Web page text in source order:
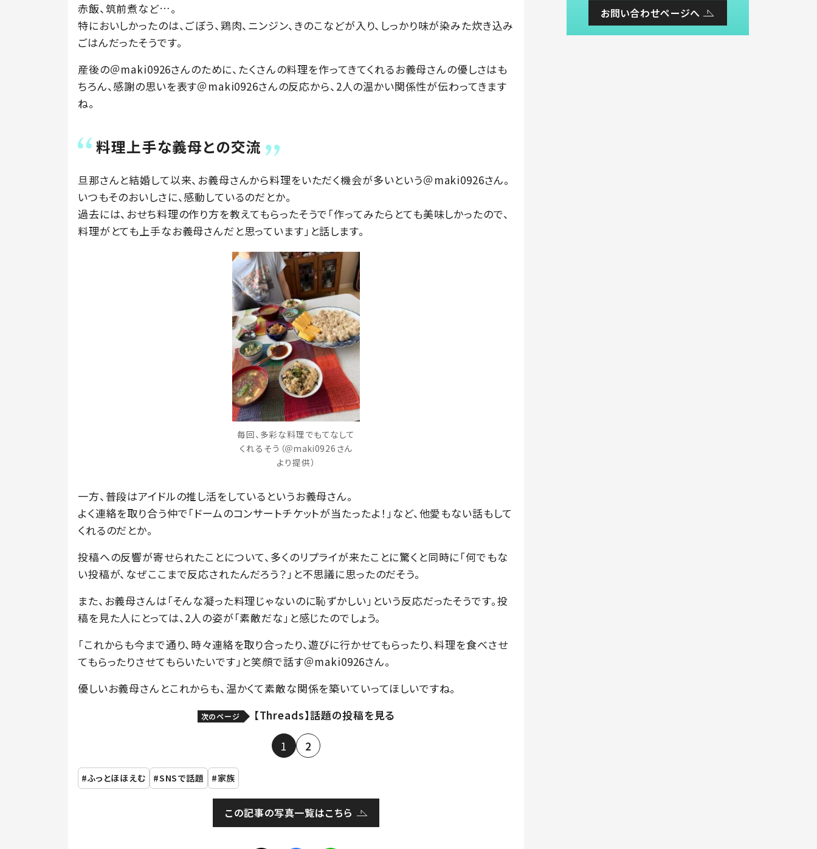
赤飯、筑前煮など…。
特においしかったのは、ごぼう、鶏肉、ニンジン、きのこなどが入り、しっかり味が染みた炊き込み
ごはんだったそうです。
産後の＠maki0926さんのために、たくさんの料理を作ってきてくれるお義母さんの優しさはも
ちろん、感謝の思いを表す＠maki0926さんの反応から、2人の温かい関係性が伝わってきます
ね。
料理上手な義母との交流
旦那さんと結婚して以来、お義母さんから料理をいただく機会が多いという＠maki0926さん。
いつもそのおいしさに、感動しているのだとか。
過去には、おせち料理の作り方を教えてもらったそうで「作ってみたらとても美味しかったので、
料理がとても上手なお義母さんだと思っています」と話します。
毎回、多彩な料理でもてなして
くれるそう（＠maki0926さん
より提供）
一方、普段はアイドルの推し活をしているというお義母さん。
よく連絡を取り合う仲で「ドームのコンサートチケットが当たったよ！」など、他愛もない話もして
くれるのだとか。
投稿への反響が寄せられたことについて、多くのリプライが来たことに驚くと同時に「何でもな
い投稿が、なぜここまで反応されたんだろう？」と不思議に思ったのだそう。
また、お義母さんは「そんな凝った料理じゃないのに恥ずかしい」という反応だったそうです。投
稿を見た人にとっては、2人の姿が「素敵だな」と感じたのでしょう。
「これからも今まで通り、時々連絡を取り合ったり、遊びに行かせてもらったり、料理を食べさせ
てもらったりさせてもらいたいです」と笑顔で話す＠maki0926さん。
優しいお義母さんとこれからも、温かくて素敵な関係を築いていってほしいですね。
次のページ 【Threads】話題の投稿を見る
1 2
ふっとほほえむ SNSで話題 家族
この記事の写真一覧はこちら
お問い合わせページへ